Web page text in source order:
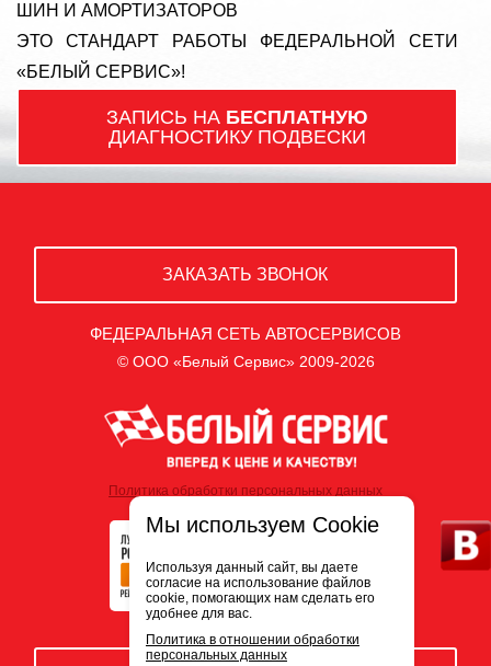
ШИН И АМОРТИЗАТОРОВ
ЭТО СТАНДАРТ РАБОТЫ ФЕДЕРАЛЬНОЙ СЕТИ
«БЕЛЫЙ СЕРВИС»!
ЗАПИСЬ НА БЕСПЛАТНУЮ
ДИАГНОСТИКУ ПОДВЕСКИ
ЗАКАЗАТЬ ЗВОНОК
ФЕДЕРАЛЬНАЯ СЕТЬ АВТОСЕРВИСОВ
© ООО «Белый Сервис» 2009-2026
Политика обработки персональных данных
Мы используем Cookie
Используя данный сайт, вы даете
согласие на использование файлов
cookie, помогающих нам сделать его
удобнее для вас.
Политика в отношении обработки
персональных данных